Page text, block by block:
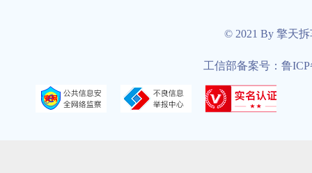
© 2021 By 擎天
工信部备案号：鲁